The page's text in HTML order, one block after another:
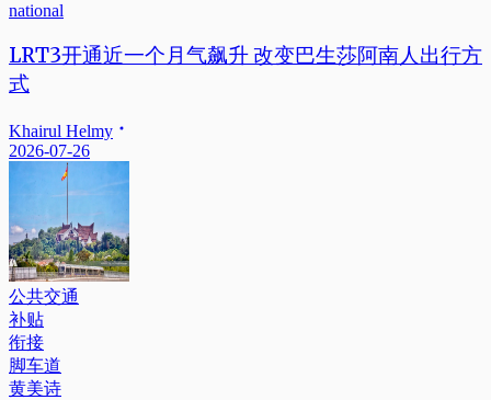
national
LRT3开通近一个月气飙升 改变巴生莎阿南人出行方
式
Khairul Helmy
2026-07-26
公共交通
补贴
衔接
脚车道
黄美诗